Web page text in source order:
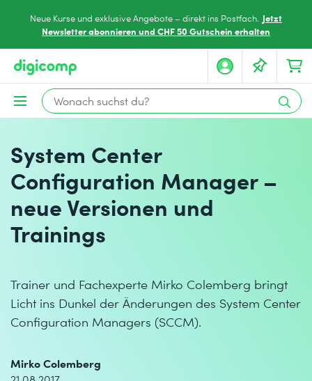
Neue Kurse und exklusive Angebote – direkt ins Postfach. Jetzt
Newsletter abonnieren und CHF 50 Gutschein erhalten
System Center
Configuration Manager –
neue Versionen und
Trainings
Trainer und Fachexperte Mirko Colemberg bringt
Licht ins Dunkel der Änderungen des System Center
Configuration Managers (SCCM).
Mirko Colemberg